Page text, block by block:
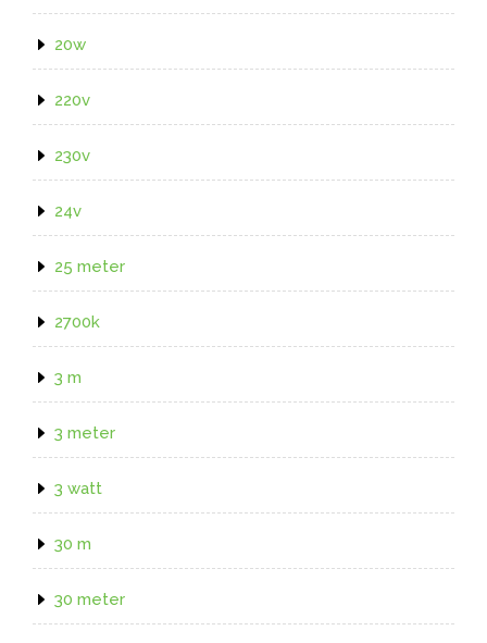
20w
220v
230v
24v
25 meter
2700k
3 m
3 meter
3 watt
30 m
30 meter